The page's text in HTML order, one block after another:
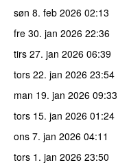
søn 8. feb 2026 02:13
fre 30. jan 2026 22:36
tirs 27. jan 2026 06:39
tors 22. jan 2026 23:54
man 19. jan 2026 09:33
tors 15. jan 2026 01:24
ons 7. jan 2026 04:11
tors 1. jan 2026 23:50